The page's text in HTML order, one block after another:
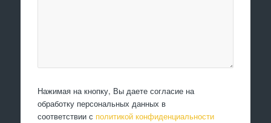
Нажимая на кнопку, Вы даете согласие на
обработку персональных данных в
соответствии с политикой конфиденциальности